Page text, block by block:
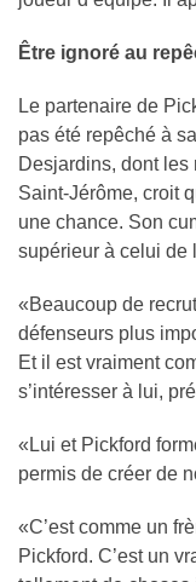
Être ignoré au
Le partenaire de
pas été repêché à
Desjardins, dont
Saint-Jérôme, croit
une chance. Son
supérieur à celui de
«Beaucoup de
défenseurs plus
Et il est vraiment
s’intéresser à lui,
«Lui et Pickford
permis de créer de
«C’est comme un
Pickford. C’est un